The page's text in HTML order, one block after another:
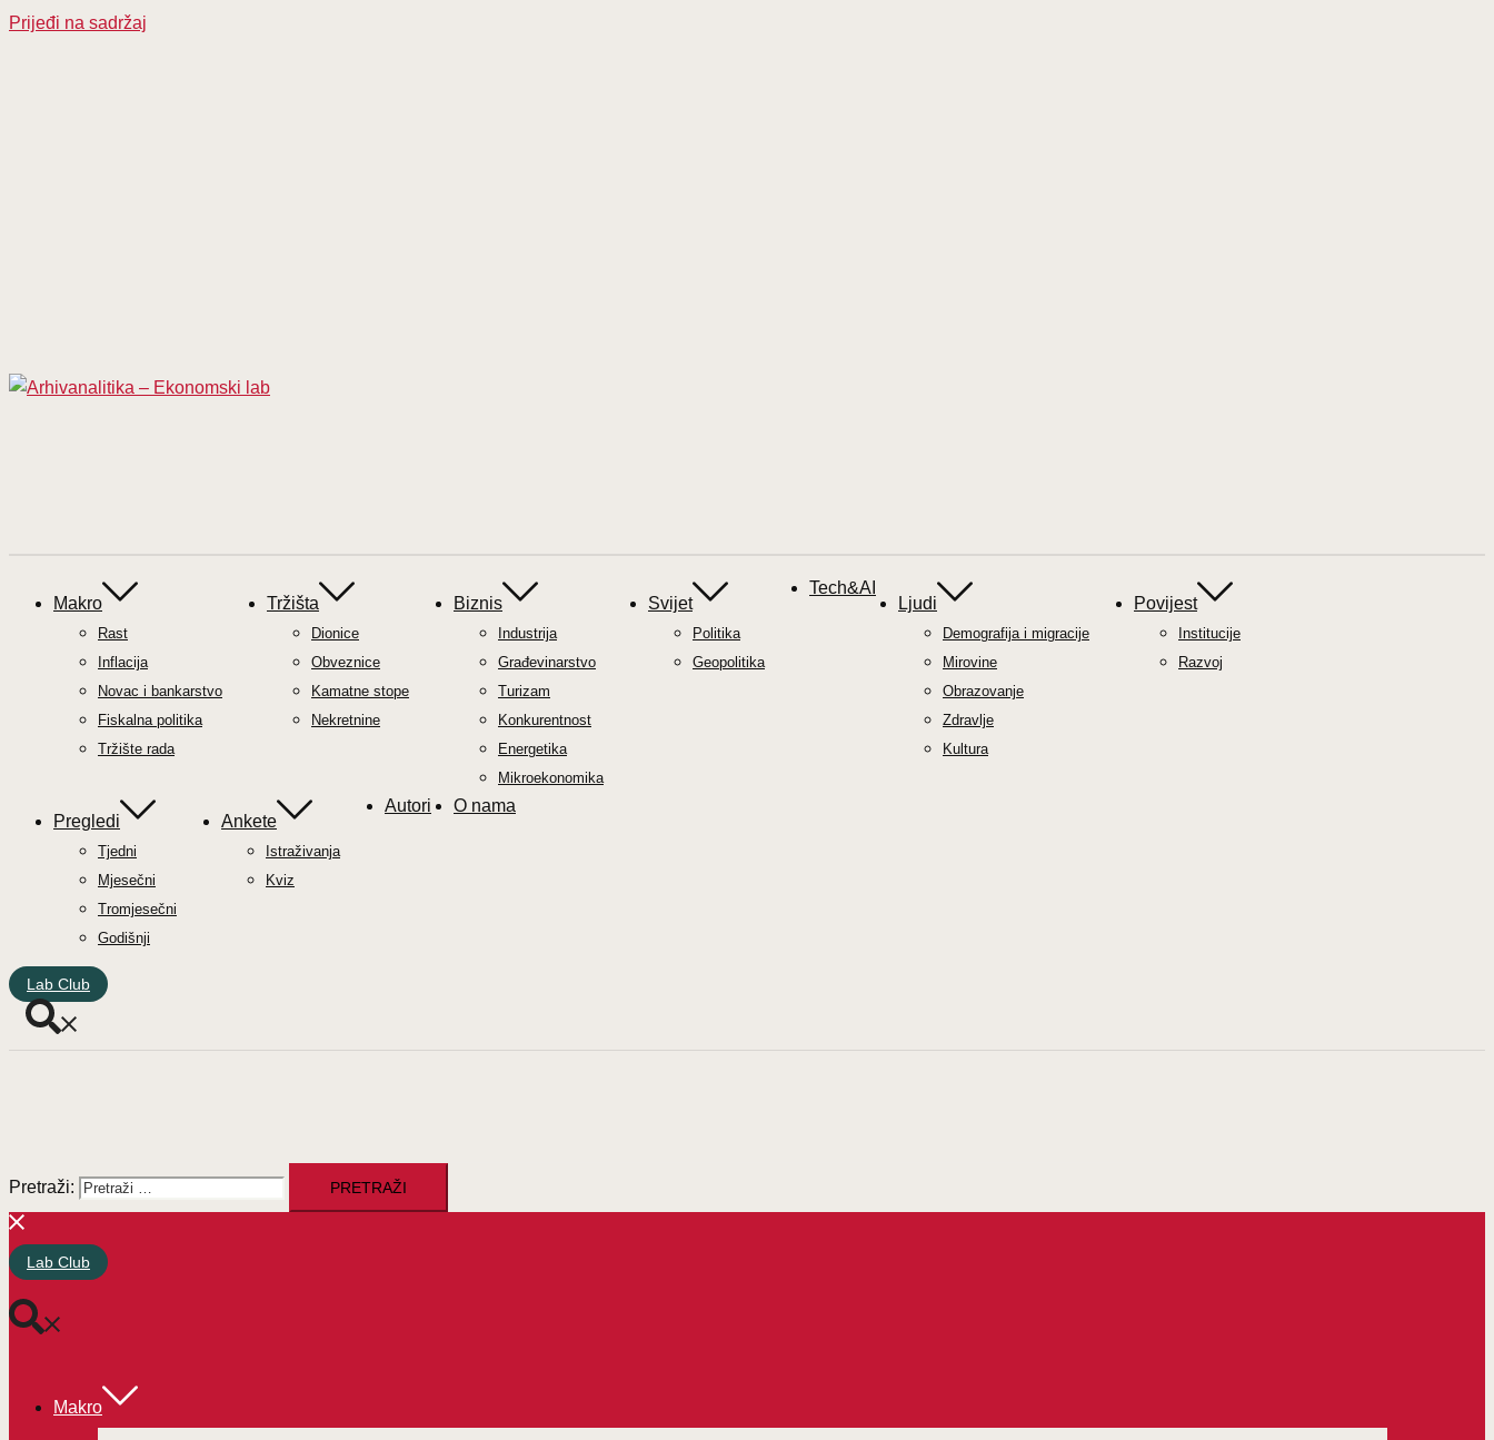
Prijeđi na sadržaj
Makro
Rast
Inflacija
Novac i bankarstvo
Fiskalna politika
Tržište rada
Tržišta
Dionice
Obveznice
Kamatne stope
Nekretnine
Biznis
Industrija
Građevinarstvo
Turizam
Konkurentnost
Energetika
Mikroekonomika
Svijet
Politika
Geopolitika
Tech&AI
Ljudi
Demografija i migracije
Mirovine
Obrazovanje
Zdravlje
Kultura
Povijest
Institucije
Razvoj
Pregledi
Tjedni
Mjesečni
Tromjesečni
Godišnji
Ankete
Istraživanja
Kviz
Autori O nama
Lab Club
Pretraži:
Lab Club
Makro